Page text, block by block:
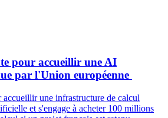
pour accueillir une AI
par l'Union européenne
une infrastructure de calcul
et s'engage à acheter 100 millions